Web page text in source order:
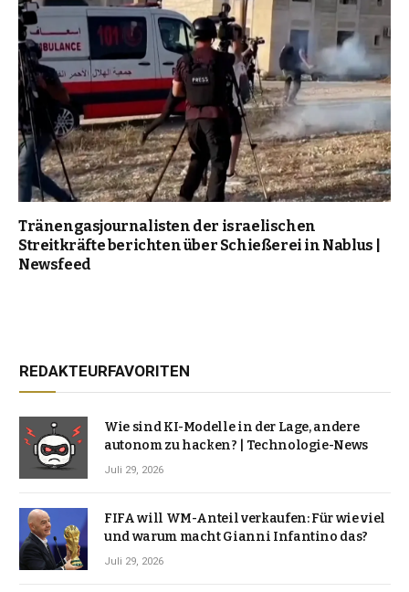
Tränengasjournalisten der israelischen
Streitkräfte berichten über Schießerei in Nablus |
Newsfeed
REDAKTEURFAVORITEN
Wie sind KI-Modelle in der Lage, andere
autonom zu hacken? | Technologie-News
Juli 29, 2026
FIFA will WM-Anteil verkaufen: Für wie viel
und warum macht Gianni Infantino das?
Juli 29, 2026